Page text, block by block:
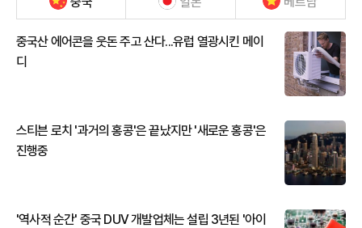
중국산 에어콘을 웃돈 주고 산다...유럽 열광시킨 메이
디
스티븐 로치 '과거의 홍콩'은 끝났지만 '새로운 홍콩'은
진행중
'역사적 순간' 중국 DUV 개발업체는 설립 3년된 '아이